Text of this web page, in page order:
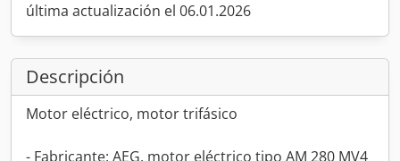
última actualización el 06.01.2026
Descripción
Motor eléctrico, motor trifásico
- Fabricante: AEG, motor eléctrico tipo AM 280 MV4